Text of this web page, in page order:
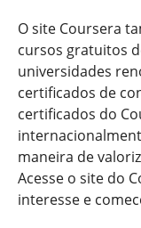
O site Coursera
cursos gratuitos
universidades
certificados de
certificados do
maneira de
Acesse o site do
interesse e